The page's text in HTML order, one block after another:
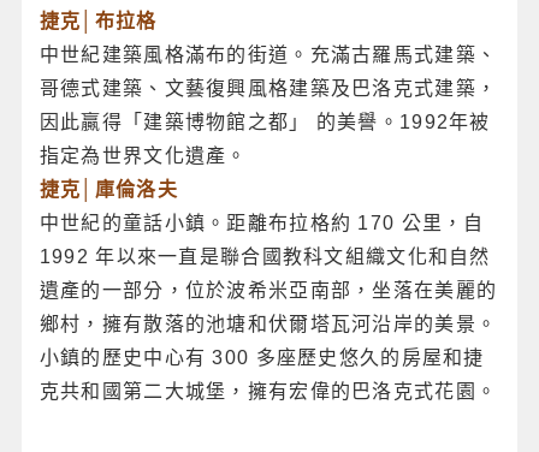
捷克│布拉格
中世紀建築風格滿布的街道。充滿古羅馬式建築、
哥德式建築、文藝復興風格建築及巴洛克式建築，
因此贏得「建築博物館之都」 的美譽。1992年被
指定為世界文化遺產。
捷克│庫倫洛夫
中世紀的童話小鎮。距離布拉格約 170 公里，自
1992 年以來一直是聯合國教科文組織文化和自然
遺產的一部分，位於波希米亞南部，坐落在美麗的
鄉村，擁有散落的池塘和伏爾塔瓦河沿岸的美景。
小鎮的歷史中心有 300 多座歷史悠久的房屋和捷
克共和國第二大城堡，擁有宏偉的巴洛克式花園。